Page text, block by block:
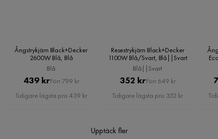
Ångstrykjärn Black+Decker
2600W Blå, Blå
Blå
Pris
439 krOriginal
Pris
Förr 799 kr
Tidigare lägsta pris 439 kr
Resestrykjärn Black+Decker
1100W Blå/Svart, Blå||Svart
Blå||Svart
Pris
352 krOriginal
Pris
Förr 649 kr
Tidigare lägsta pris 352 kr
Upptäck fler